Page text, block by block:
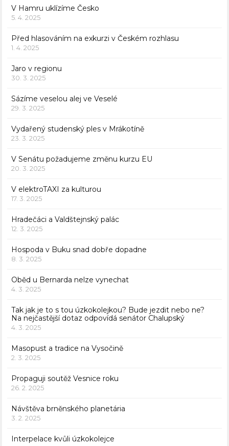
V Hamru uklízíme Česko
5. 4. 2025
Před hlasováním na exkurzi v Českém rozhlasu
1. 4. 2025
Jaro v regionu
30. 3. 2025
Sázíme veselou alej ve Veselé
29. 3. 2025
Vydařený studenský ples v Mrákotíně
23. 3. 2025
V Senátu požadujeme změnu kurzu EU
20. 3. 2025
V elektroTAXI za kulturou
17. 3. 2025
Hradečáci a Valdštejnský palác
12. 3. 2025
Hospoda v Buku snad dobře dopadne
8. 3. 2025
Oběd u Bernarda nelze vynechat
4. 3. 2025
Tak jak je to s tou úzkokolejkou? Bude jezdit nebo ne?
Na nejčastější dotaz odpovídá senátor Chalupský
4. 3. 2025
Masopust a tradice na Vysočině
2. 3. 2025
Propaguji soutěž Vesnice roku
26. 2. 2025
Návštěva brněnského planetária
3. 2. 2025
Interpelace kvůli úzkokolejce